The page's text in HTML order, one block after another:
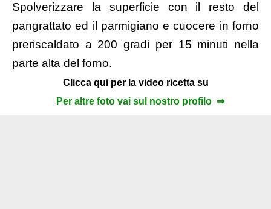
Spolverizzare la superficie con il resto del
pangrattato ed il parmigiano e cuocere in forno
preriscaldato a 200 gradi per 15 minuti nella
parte alta del forno.
Clicca qui per la video ricetta su
Per altre foto vai sul nostro profilo ⇒